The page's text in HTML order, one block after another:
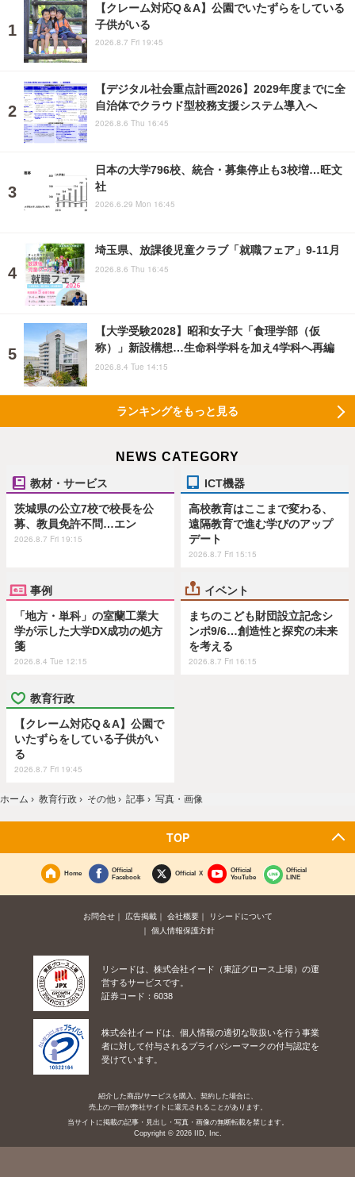
【クレーム対応Q＆A】公園でいたずらをしている
子供がいる
2026.8.7 Fri 19:45
【デジタル社会重点計画2026】2029年度までに全
自治体でクラウド型校務支援システム導入へ
2026.8.6 Thu 16:45
日本の大学796校、統合・募集停止も3校増…旺文
社
2026.6.29 Mon 16:45
埼玉県、放課後児童クラブ「就職フェア」9-11月
2026.8.6 Thu 16:45
【大学受験2028】昭和女子大「食理学部（仮
称）」新設構想…生命科学科を加え4学科へ再編
2026.8.4 Tue 14:15
ランキングをもっと見る
NEWS CATEGORY
教材・サービス
茨城県の公立7校で校長を公
募、教員免許不問…エン
2026.8.7 Fri 19:15
ICT機器
高校教育はここまで変わる、
遠隔教育で進む学びのアップ
デート
2026.8.7 Fri 15:15
事例
「地方・単科」の室蘭工業大
学が示した大学DX成功の処方
箋
2026.8.4 Tue 12:15
イベント
まちのこども財団設立記念シ
ンポ9/6…創造性と探究の未来
を考える
2026.8.7 Fri 16:15
教育行政
【クレーム対応Q＆A】公園で
いたずらをしている子供がい
る
2026.8.7 Fri 19:45
ホーム › 教育行政 › その他 › 記事 › 写真・画像
TOP
Home
Official
Facebook
Official X
Official
YouTube
Official
LINE
お問合せ 広告掲載 会社概要
リシードについて
個人情報保護方針
リシードは、株式会社イード（東証グロース上場）の運
営するサービスです。
証券コード：6038
株式会社イードは、個人情報の適切な取扱いを行う事業
者に対して付与されるプライバシーマークの付与認定を
受けています。
紹介した商品/サービスを購入、契約した場合に、
売上の一部が弊社サイトに還元されることがあります。
当サイトに掲載の記事・見出し・写真・画像の無断転載を禁じます。
Copyright © 2026 IID, Inc.